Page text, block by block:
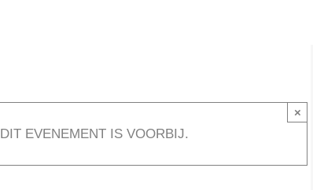
DIT EVENEMENT IS VOORBIJ.
×